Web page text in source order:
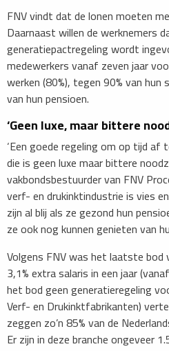
FNV vindt dat de lonen moeten
Daarnaast willen de werknemers
generatiepactregeling wordt
medewerkers vanaf zeven jaar
werken (80%), tegen 90% van
van hun pensioen.
‘Geen luxe, maar bittere
‘Een goede regeling om op tijd
die is geen luxe maar bittere
vakbondsbestuurder van FNV
verf- en drukinktindustrie is vies
zijn al blij als ze gezond hun
ze ook nog kunnen genieten van
Volgens FNV was het laatste bod
3,1% extra salaris in een jaar
het bod geen generatieregeling
Verf- en Drukinktfabrikanten)
zeggen zo’n 85% van de
Er zijn in deze branche ongeveer